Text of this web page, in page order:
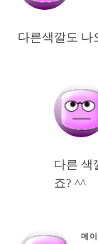
다른색깔도 나
다른 색
죠? ^^
메